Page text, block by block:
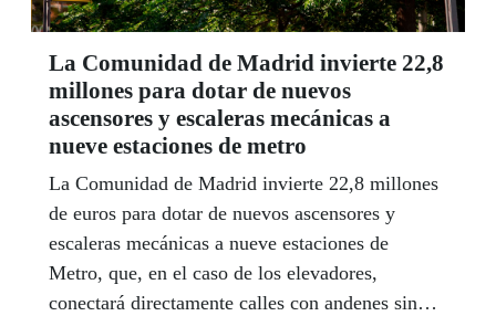
La Comunidad de Madrid invierte 22,8
millones para dotar de nuevos
ascensores y escaleras mecánicas a
nueve estaciones de metro
La Comunidad de Madrid invierte 22,8 millones
de euros para dotar de nuevos ascensores y
escaleras mecánicas a nueve estaciones de
Metro, que, en el caso de los elevadores,
conectará directamente calles con andenes sin